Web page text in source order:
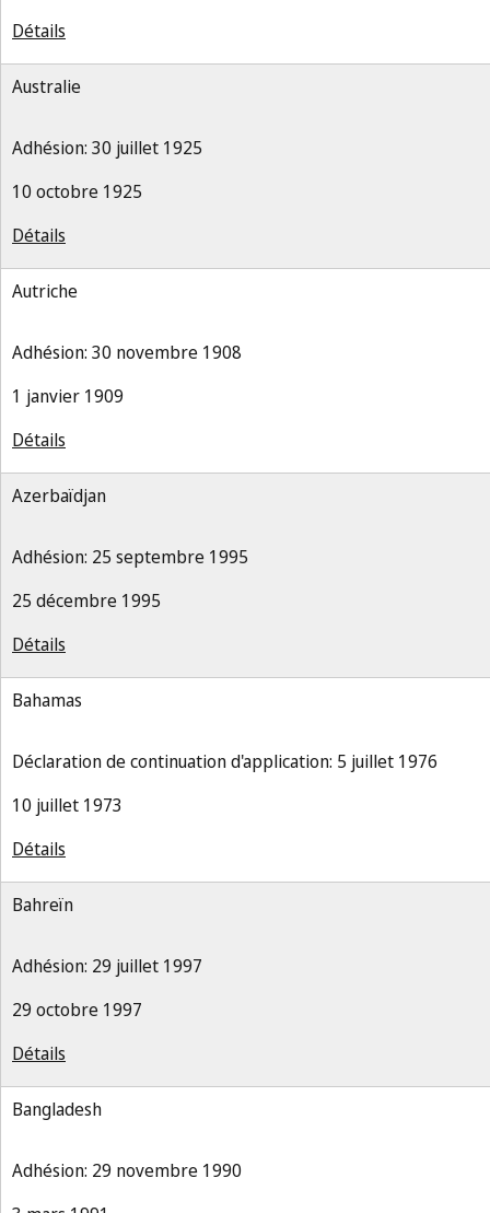
Détails
Australie
Adhésion: 30 juillet 1925
10 octobre 1925
Détails
Autriche
Adhésion: 30 novembre 1908
1 janvier 1909
Détails
Azerbaïdjan
Adhésion: 25 septembre 1995
25 décembre 1995
Détails
Bahamas
Déclaration de continuation d'application: 5 juillet 1976
10 juillet 1973
Détails
Bahreïn
Adhésion: 29 juillet 1997
29 octobre 1997
Détails
Bangladesh
Adhésion: 29 novembre 1990